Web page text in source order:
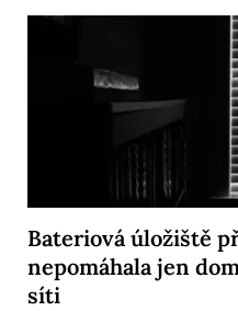
Bateriová úložiště
nepomáhala jen
síti